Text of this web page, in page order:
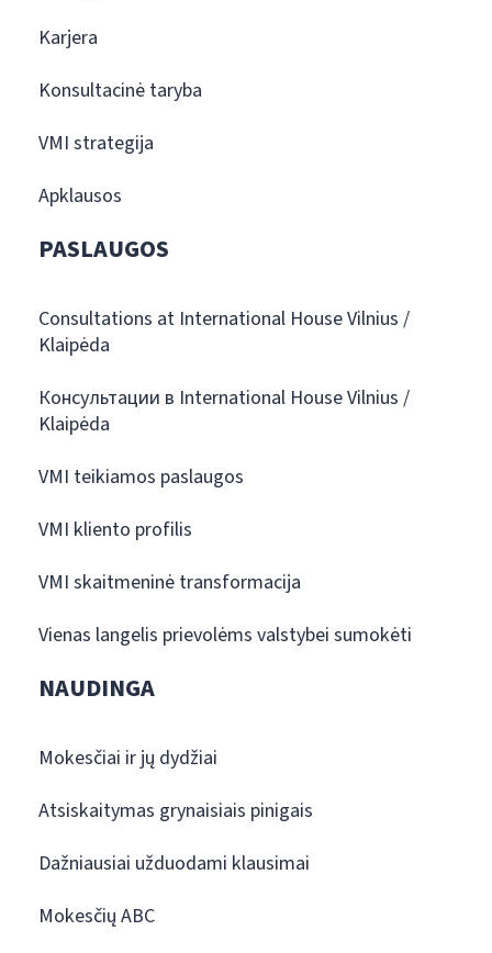
Karjera
Konsultacinė taryba
VMI strategija
Apklausos
PASLAUGOS
Consultations at International House Vilnius /
Klaipėda
Консультации в International House Vilnius /
Klaipėda
VMI teikiamos paslaugos
VMI kliento profilis
VMI skaitmeninė transformacija
Vienas langelis prievolėms valstybei sumokėti
NAUDINGA
Mokesčiai ir jų dydžiai
Atsiskaitymas grynaisiais pinigais
Dažniausiai užduodami klausimai
Mokesčių ABC